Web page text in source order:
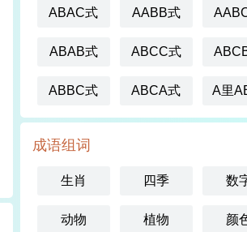
ABAC式 AABB式
ABAB式 ABCC式
ABBC式 ABCA式 A里
成语组词
生肖 四季 数
动物 植物 颜